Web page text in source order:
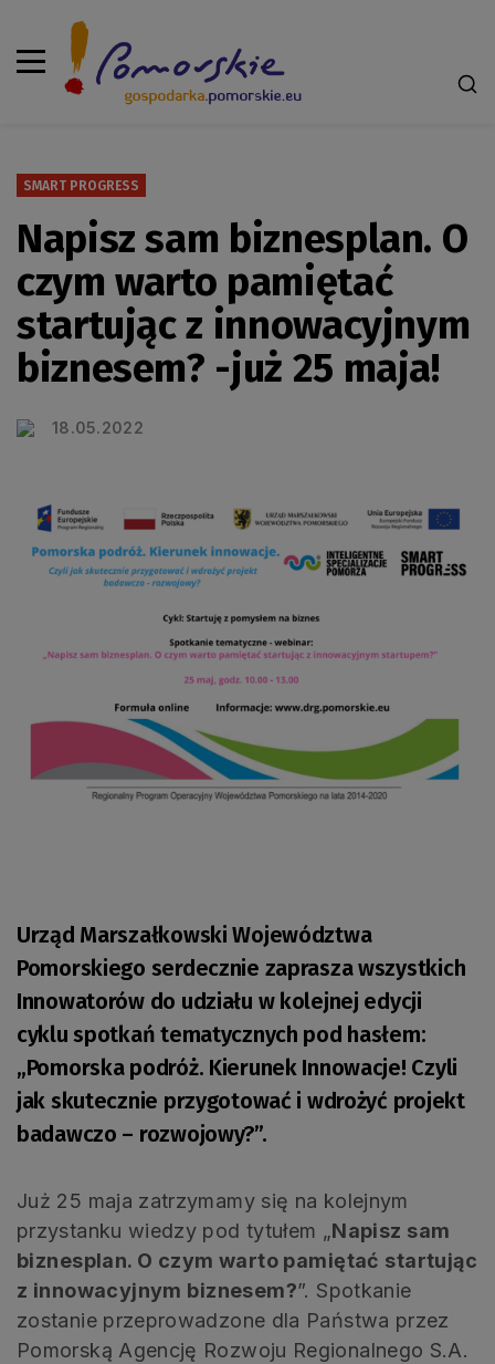
SMART PROGRESS
Napisz sam biznesplan. O
czym warto pamiętać
startując z innowacyjnym
biznesem? -już 25 maja!
18.05.2022
Urząd Marszałkowski Województwa
Pomorskiego serdecznie zaprasza wszystkich
Innowatorów do udziału w kolejnej edycji
cyklu spotkań tematycznych pod hasłem:
„Pomorska podróż. Kierunek Innowacje! Czyli
jak skutecznie przygotować i wdrożyć projekt
badawczo – rozwojowy?”.
Już 25 maja zatrzymamy się na kolejnym
przystanku wiedzy pod tytułem „Napisz sam
biznesplan. O czym warto pamiętać startując
z innowacyjnym biznesem?”. Spotkanie
zostanie przeprowadzone dla Państwa przez
Pomorską Agencję Rozwoju Regionalnego S.A.